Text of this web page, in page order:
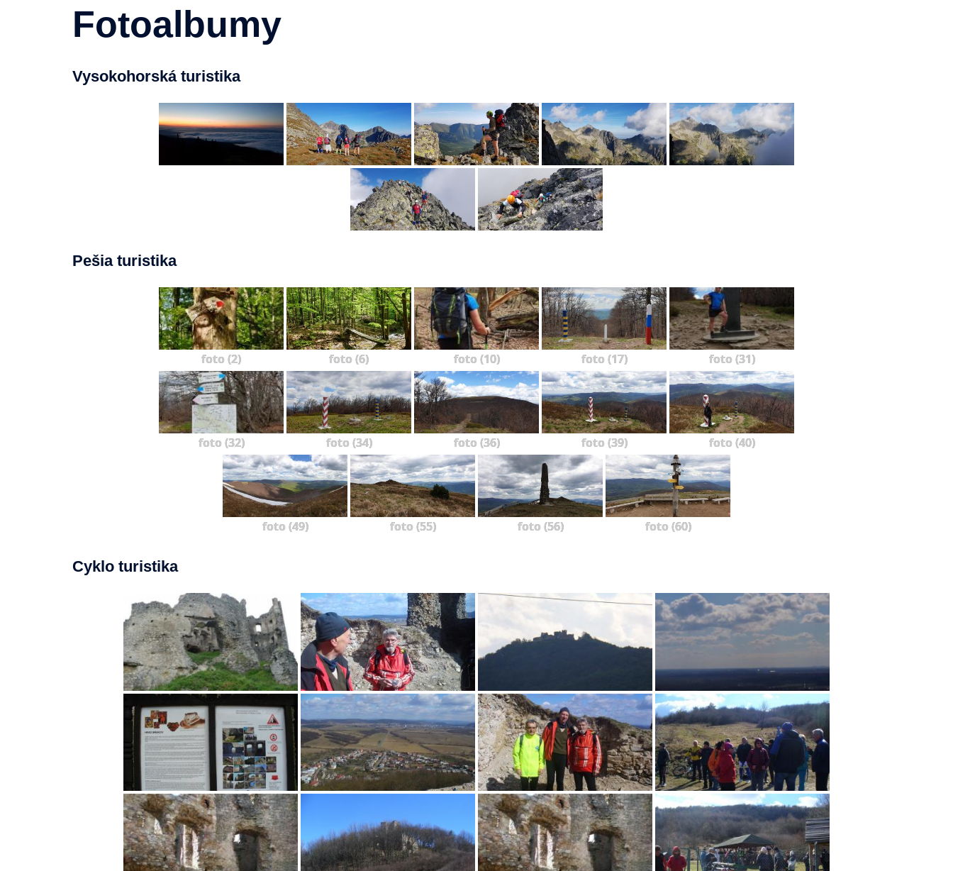
Fotoalbumy
Vysokohorská turistika
Pešia turistika
foto (2) foto (6) foto (10) foto (17) foto (31)
foto (32) foto (34) foto (36) foto (39) foto (40)
foto (49) foto (55) foto (56) foto (60)
Cyklo turistika